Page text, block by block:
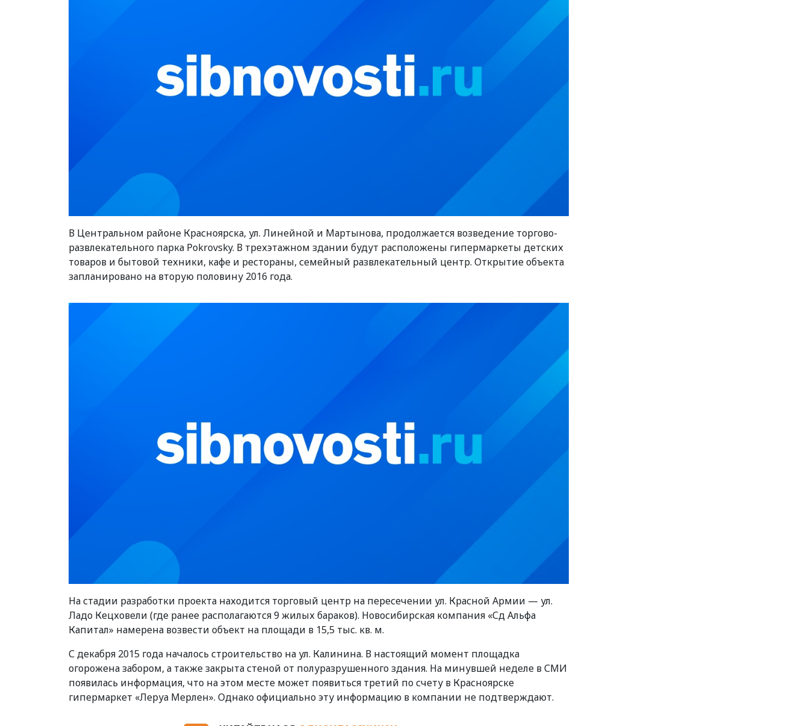
В Центральном районе Красноярска, ул. Линейной и Мартынова, продолжается возведение торгово-
развлекательного парка Pokrovsky. В трехэтажном здании будут расположены гипермаркеты детских
товаров и бытовой техники, кафе и рестораны, семейный развлекательный центр. Открытие объекта
запланировано на вторую половину 2016 года.
На стадии разработки проекта находится торговый центр на пересечении ул. Красной Армии — ул.
Ладо Кецховели (где ранее располагаются 9 жилых бараков). Новосибирская компания «Сд Альфа
Капитал» намерена возвести объект на площади в 15,5 тыс. кв. м.
С декабря 2015 года началось строительство на ул. Калинина. В настоящий момент площадка
огорожена забором, а также закрыта стеной от полуразрушенного здания. На минувшей неделе в СМИ
появилась информация, что на этом месте может появиться третий по счету в Красноярске
гипермаркет «Леруа Мерлен». Однако официально эту информацию в компании не подтверждают.